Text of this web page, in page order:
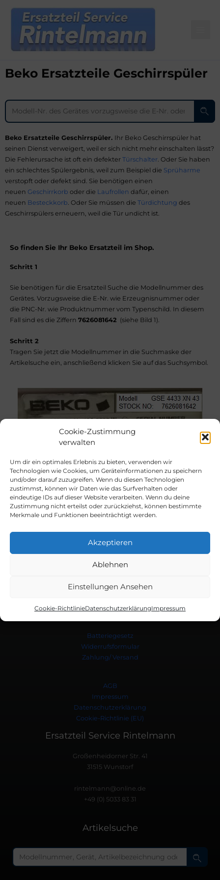
Cookie-Zustimmung
verwalten
Um dir ein optimales Erlebnis zu bieten, verwenden wir
Technologien wie Cookies, um Geräteinformationen zu speichern
und/oder darauf zuzugreifen. Wenn du diesen Technologien
zustimmst, können wir Daten wie das Surfverhalten oder
eindeutige IDs auf dieser Website verarbeiten. Wenn du deine
Zustimmung nicht erteilst oder zurückziehst, können bestimmte
Merkmale und Funktionen beeinträchtigt werden.
Akzeptieren
Ablehnen
Einstellungen Ansehen
Cookie-RichtlinieDatenschutzerklärungImpressum
springen
Beko Ersatzteile Geschirrspüler
Beko Ersatzteile Geschirrspüler. Ihr Beko Geschirrspüler hat
seinen Dienst verweigert, weil er sich nicht mehr einschalten lässt?
Die Fehlerursache ist oft ein defekter Türschalter . Oder Sie haben
ein schlechtes Spülergebnis, weil zum Beispiel die Sprüharme
verstopft oder defekt sind. Sie benötigen einen
neuen Geschirrkorb oder die Laufrollen dafür, einen
neuen Besteckkorb . Oder Sie müssen die Türdichtung des
Geschirrspülers erneuern, weil die Tür undicht ist.
So finden Sie Ihr Beko Ersatzteil im Shop.
Schritt 1
Sie benötigen für die Ersatzteil Suche die Modellnummer des
Gerätes. Vorzugsweise die E-Nr. wie Erzeugnisnummer oder
die PNC-Nr. wie Produktnummer vom Typenschild. In diesem
Fall sind es die Ziffern 7626081642 (siehe Bild 1).
Schritt 2
Tragen Sie jetzt die Modellnummer in die Suchmaske der
Artikelsuche ein, anschließend klicken Sie auf das Suchsymbol.
Typenschild finden
Es öffnet sich eine neue Seite und das gesuchte Gerät wird nun im
Teile und passende Vergleichsartikel aufgeführt.
Batteriegesetz
Widerrufsformular
Zahlung/ Versand
AGB
Impressum
Datenschutzerklärung
Cookie-Richtlinie (EU)
Ersatzteil Service Rintelmann
Großenheidorner Str. 41
31515 Wunstorf
rintelmann@online.de
+49 (0) 5033 83 31
Artikelsuche